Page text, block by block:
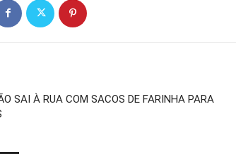
SAI À RUA COM SACOS DE FARINHA PARA